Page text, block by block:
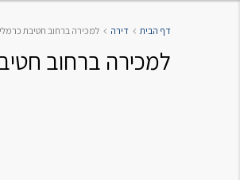
מיכל קורלנד
מרסלו גלז
דף הבית דירה למכירה ברחוב חטיבת כרמלי דירת
למכירה ברחוב חטיבת